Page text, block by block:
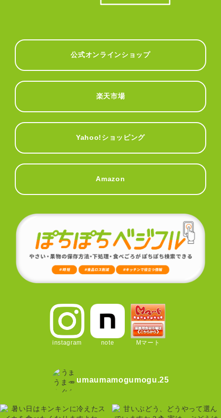
公式オンラインショップ
楽天市場
Yahoo!ショッピング
Amazon
instagram note Mマート
umaumamogumogu.25